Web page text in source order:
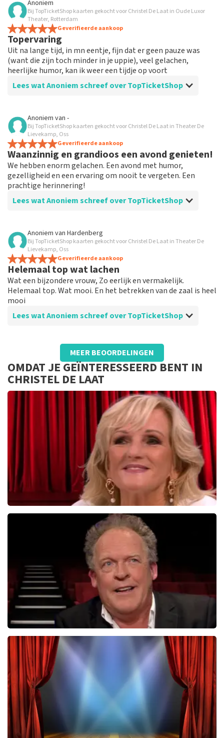
Anoniem
Bij TopTicketShop kaarten gekocht voor Christel De Laat in Oude Luxor
Theater, Rotterdam
Geverifieerde aankoop
Topervaring
Uit na lange tijd, in mn eentje, fijn dat er geen pauze was
(want die zijn toch minder in je uppie), veel gelachen,
heerlijke humor, kan ik weer een tijdje op voort
Lees wat Anoniem schreef over TopTicketShop
Beoordeling van Anoniem over
Goed geregeld
Bestelling en informatie duidelijk en ruim op tijd,
schrok even van de andere naam op het ticket, maar
ook hier was uitleg over en bleek geen probleem
Anoniem van -
Bij TopTicketShop kaarten gekocht voor Christel De Laat in Theater De
Lievekamp, Oss
Geverifieerde aankoop
Waanzinnig en grandioos een avond genieten!
We hebben enorm gelachen. Een avond met humor,
gezelligheid en een ervaring om nooit te vergeten. Een
prachtige herinnering!
Lees wat Anoniem schreef over TopTicketShop
Beoordeling van Anoniem over
Meedenken aardige medewerker
Het was een empathische en meedenkende
medewerker die hard zijn best heeft gedaan voor goede
kaarten te regelen.
Anoniem van Hardenberg
Bij TopTicketShop kaarten gekocht voor Christel De Laat in Theater De
Lievekamp, Oss
Geverifieerde aankoop
Helemaal top wat lachen
Wat een bijzondere vrouw, Zo eerlijk en vermakelijk.
Helemaal top. Wat mooi. En het betrekken van de zaal is heel
mooi
Lees wat Anoniem schreef over TopTicketShop
Beoordeling van Anoniem overTopTicketShop
Was prima
Was top geregeld. prima en de kaarten mooi op tijd
MEER BEOORDELINGEN
OMDAT JE GEÏNTERESSEERD BENT IN
CHRISTEL DE LAAT
Tineke Schouten
1353+reviews
Bert Visscher
1655+reviews
BEKIJKEN